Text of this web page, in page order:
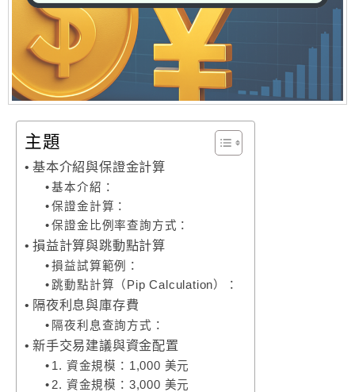
主題
基本介紹與保證金計算
基本介紹：
保證金計算：
保證金比例率查詢方式：
損益計算與跳動點計算
損益試算範例：
跳動點計算（Pip Calculation）：
隔夜利息與庫存費
隔夜利息查詢方式：
新手交易建議與資金配置
1. 資金規模：1,000 美元
2. 資金規模：3,000 美元